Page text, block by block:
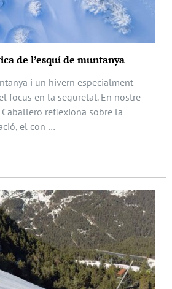
de l’esquí de muntanya
i un hivern especialment
focus en la seguretat. En nostre
reflexiona sobre la
el con …